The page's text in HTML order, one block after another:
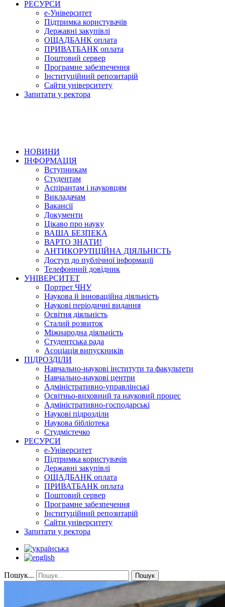
РЕСУРСИ
е-Університет
Підтримка користувачів
Державні закупівлі
ОЩАДБАНК оплата
ПРИВАТБАНК оплата
Поштовий сервер
Програмне забезпечення
Інституційний репозитарій
Сайти університету
Запитати у ректора
НОВИНИ
ІНФОРМАЦІЯ
Вступникам
Студентам
Аспірантам і науковцям
Викладачам
Вакансії
Документи
Цікаво про науку
ВАША БЕЗПЕКА
ВАРТО ЗНАТИ!
АНТИКОРУПЦІЙНА ДІЯЛЬНІСТЬ
Доступ до публічної інформації
Телефонний довідник
УНІВЕРСИТЕТ
Портрет ЧНУ
Наукова й інноваційна діяльність
Наукові періодичні видання
Освітня діяльність
Сталий розвиток
Міжнародна діяльність
Студентська рада
Асоціація випускників
ПІДРОЗДІЛИ
Навчально-наукові інститути та факультети
Навчально-наукові центри
Адміністративно-управлінські
Освітньо-виховний та науковий процес
Адміністративно-господарські
Наукові підрозділи
Наукова бібліотека
Студмістечко
РЕСУРСИ
е-Університет
Підтримка користувачів
Державні закупівлі
ОЩАДБАНК оплата
ПРИВАТБАНК оплата
Поштовий сервер
Програмне забезпечення
Інституційний репозитарій
Сайти університету
Запитати у ректора
Пошук... Пошук